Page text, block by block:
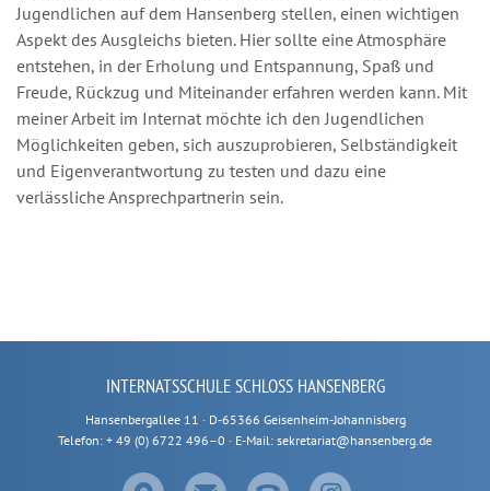
Jugendlichen auf dem Hansenberg stellen, einen wichtigen
Aspekt des Ausgleichs bieten. Hier sollte eine Atmosphäre
entstehen, in der Erholung und Entspannung, Spaß und
Freude, Rückzug und Miteinander erfahren werden kann. Mit
meiner Arbeit im Internat möchte ich den Jugendlichen
Möglichkeiten geben, sich auszuprobieren, Selbständigkeit
und Eigenverantwortung zu testen und dazu eine
verlässliche Ansprechpartnerin sein.
INTERNATSSCHULE SCHLOSS HANSENBERG
Hansenbergallee 11 · D-65366 Geisenheim-Johannisberg
Telefon: + 49 (0) 6722 496–0 · E-Mail: sekretariat@hansenberg.de